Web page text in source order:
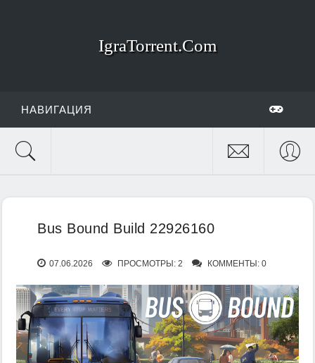
IgraTorrent.Com
НАВИГАЦИЯ
Bus Bound Build 22926160
07.06.2026 ПРОСМОТРЫ: 2 КОММЕНТЫ: 0